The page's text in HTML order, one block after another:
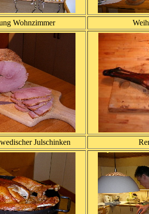
Wohnzimmer
Julschinken